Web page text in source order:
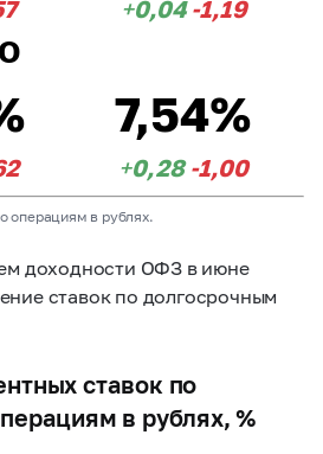
+0,04 -1,19
7,54%
+0,28 -1,00
операциям в рублях.
доходности ОФЗ в июне
ставок по долгосрочным
ставок по
в рублях, %